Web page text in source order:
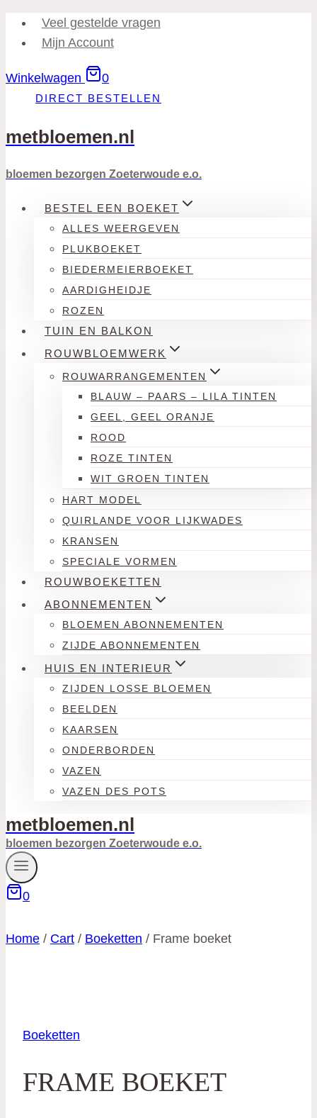
Doorgaan
naar
Veel gestelde vragen
Mijn Account
Winkelwagen 0
DIRECT BESTELLEN
metbloemen.nl
bloemen bezorgen Zoeterwoude e.o.
BESTEL EEN BOEKET
ALLES WEERGEVEN
PLUKBOEKET
BIEDERMEIERBOEKET
AARDIGHEIDJE
ROZEN
TUIN EN BALKON
ROUWBLOEMWERK
ROUWARRANGEMENTEN
BLAUW – PAARS – LILA TINTEN
GEEL, GEEL ORANJE
ROOD
ROZE TINTEN
WIT GROEN TINTEN
HART MODEL
QUIRLANDE VOOR LIJKWADES
KRANSEN
SPECIALE VORMEN
ROUWBOEKETTEN
ABONNEMENTEN
BLOEMEN ABONNEMENTEN
ZIJDE ABONNEMENTEN
HUIS EN INTERIEUR
ZIJDEN LOSSE BLOEMEN
BEELDEN
KAARSEN
ONDERBORDEN
VAZEN
VAZEN DES POTS
metbloemen.nl
bloemen bezorgen Zoeterwoude e.o.
0
Home / Cart / Boeketten / Frame boeket
Boeketten
FRAME BOEKET